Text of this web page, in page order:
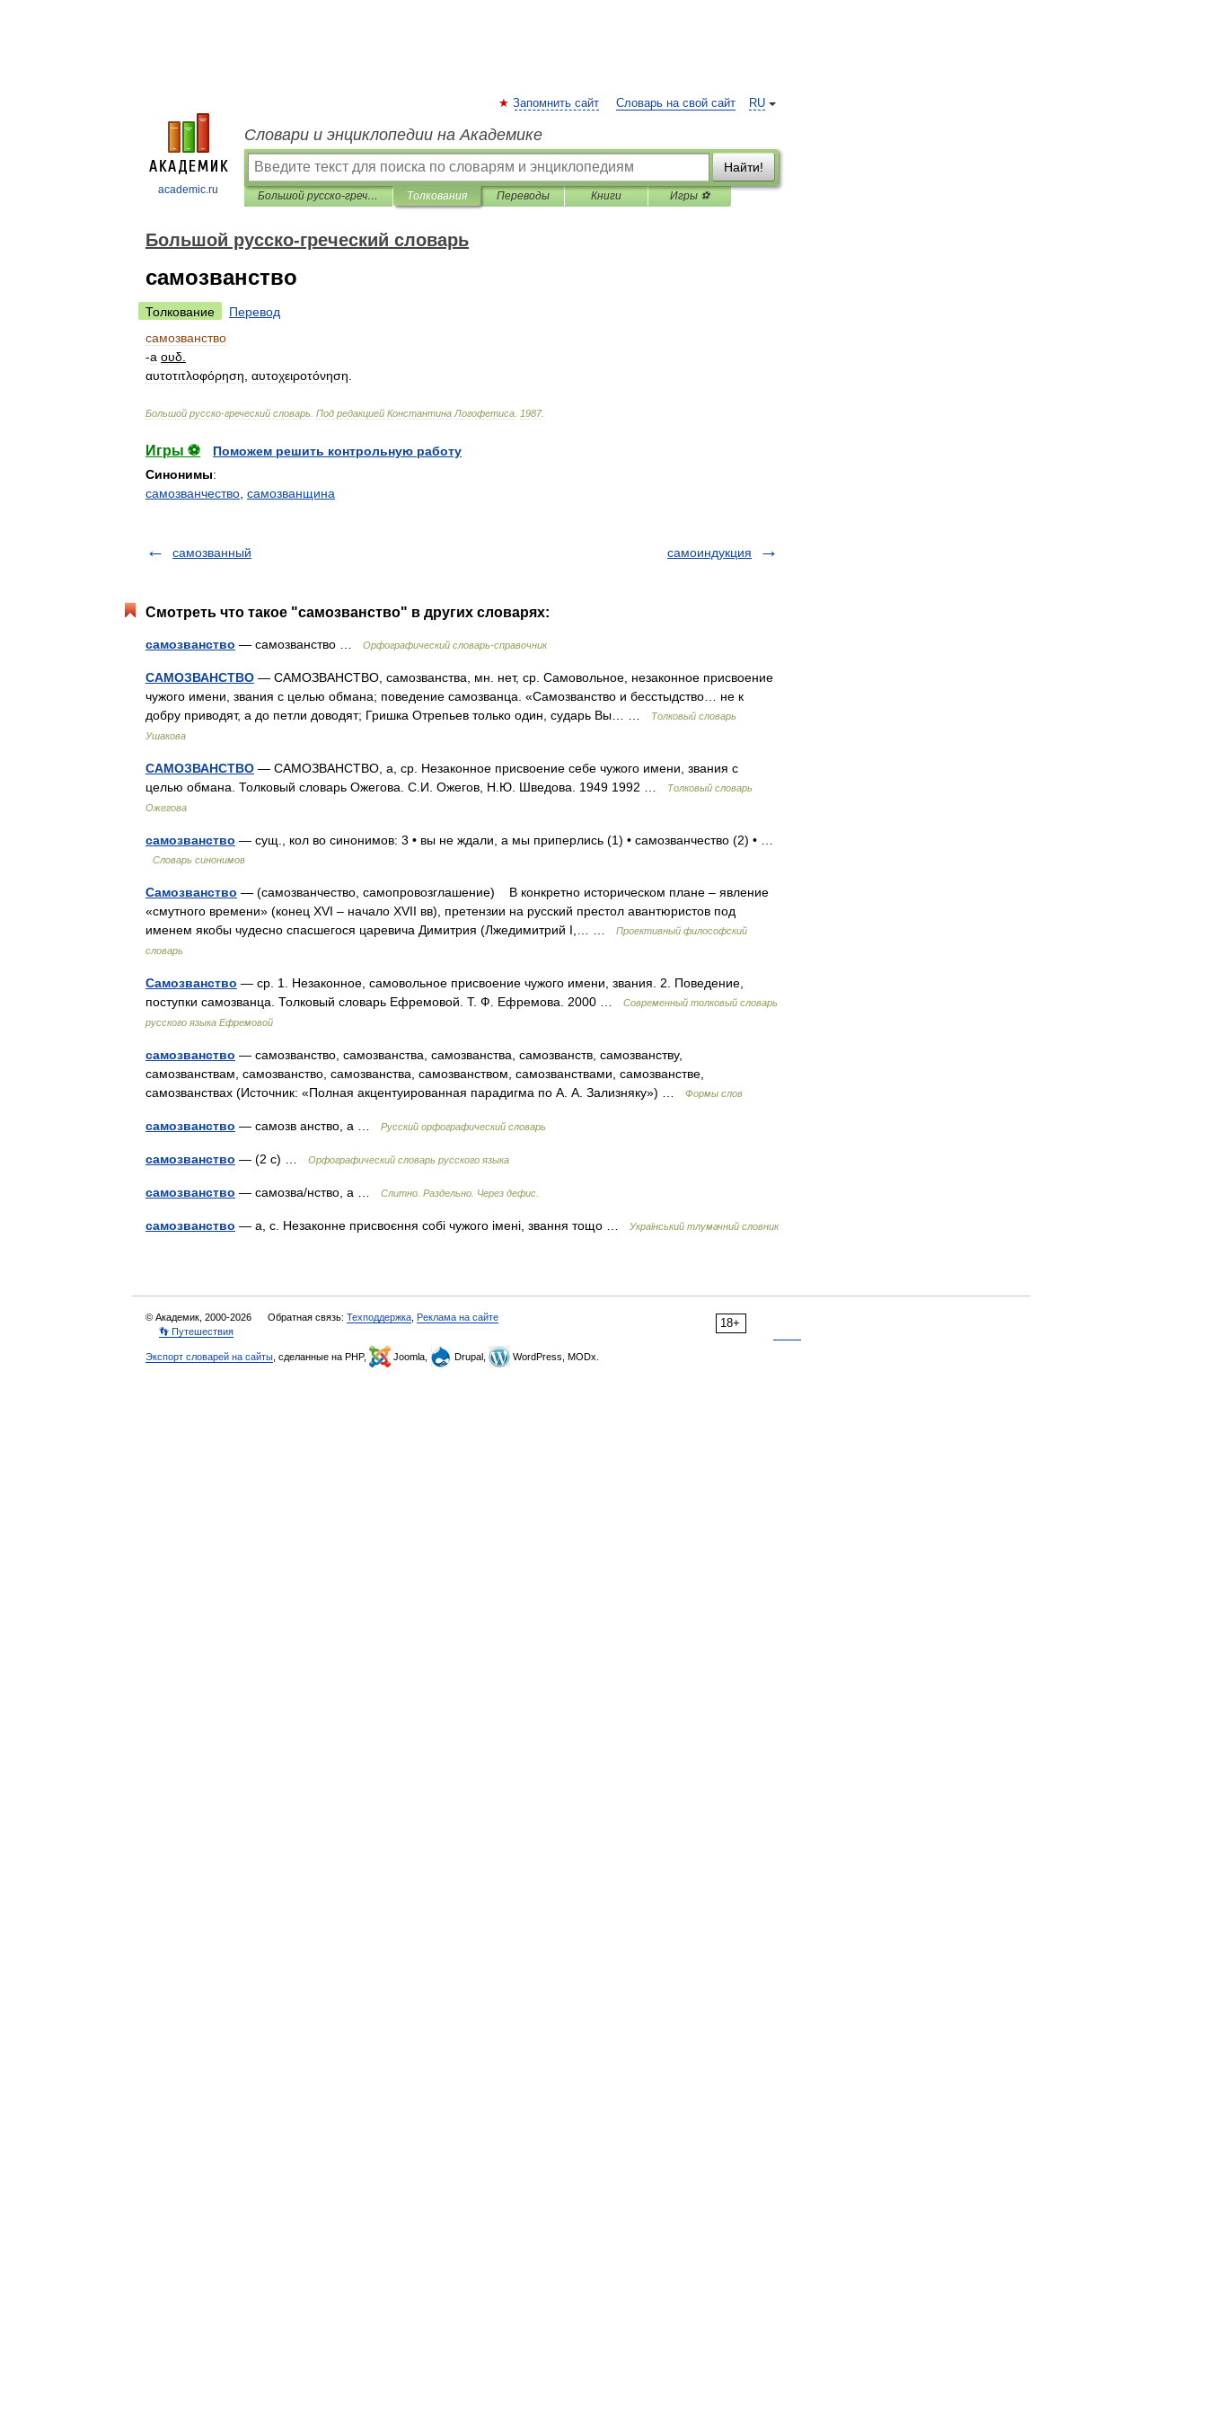
academic.ru
RU
Запомнить сайт Словарь на свой сайт
Словари и энциклопедии на Академике
Найти!
Большой русско-греческий словарь Толкования Переводы Книги Игры ⚽
Большой русско-греческий словарь
самозванство
Толкование
Перевод
самозванство
-а ουδ
αυτοτιτλοφόρηση αυτοχειροτόνηση
Большой русско-греческий словарь Под редакцией Константина Логофетиса 1987.
Игры ⚽
Поможем решить контрольную работу
Синонимы:
самозванчество самозванщина
самозванный самоиндукция
Смотреть что такое "самозванство" в других словарях:
самозванство — самозванство … Орфографический словарь-справочник
САМОЗВАНСТВО — САМОЗВАНСТВО, самозванства, мн. нет, ср. Самовольное, незаконное присвоение
чужого имени, звания с целью обмана; поведение самозванца. «Самозванство и бесстыдство… не к
добру приводят, а до петли доводят; Гришка Отрепьев только один, сударь Вы… …
Толковый словарь
Ушакова
САМОЗВАНСТВО — САМОЗВАНСТВО, а, ср. Незаконное присвоение себе чужого имени, звания с
целью обмана. Толковый словарь Ожегова. С.И. Ожегов, Н.Ю. Шведова. 1949 1992 …
Толковый словарь
Ожегова
самозванство — сущ., кол во синонимов: 3 • вы не ждали, а мы приперлись (1) • самозванчество (2) • …
Словарь синонимов
Самозванство — (самозванчество, самопровозглашение) В конкретно историческом плане – явление
«смутного времени» (конец XVI – начало XVII вв), претензии на русский престол авантюристов под
именем якобы чудесно спасшегося царевича Димитрия (Лжедимитрий I,… …
Проективный философский
словарь
Самозванство — ср. 1. Незаконное, самовольное присвоение чужого имени, звания. 2. Поведение,
поступки самозванца. Толковый словарь Ефремовой. Т. Ф. Ефремова. 2000 …
Современный толковый словарь
русского языка Ефремовой
самозванство — самозванство, самозванства, самозванства, самозванств, самозванству,
самозванствам, самозванство, самозванства, самозванством, самозванствами, самозванстве,
самозванствах (Источник: «Полная акцентуированная парадигма по А. А. Зализняку») …
Формы слов
самозванство — самозв анство, а … Русский орфографический словарь
самозванство — (2 с) … Орфографический словарь русского языка
самозванство — самозва/нство, а … Слитно. Раздельно. Через дефис.
самозванство — а, с. Незаконне присвоєння собі чужого імені, звання тощо … Український тлумачний словник
18+
© Академик, 2000-2026 Обратная связь: Техподдержка Реклама на сайте
👣 Путешествия
Экспорт словарей на сайты , сделанные на PHP, Joomla, Drupal, WordPress, MODx.